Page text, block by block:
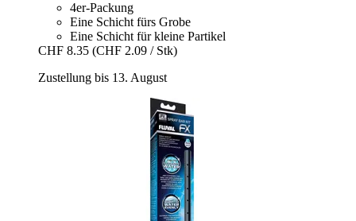
4er-Packung
Eine Schicht fürs Grobe
Eine Schicht für kleine Partikel
CHF 8.35 (CHF 2.09 / Stk)
Zustellung bis 13. August